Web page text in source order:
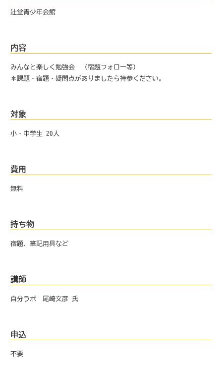
辻堂青少年会館
内容
みんなと楽しく勉強会 （宿題フォロー等）
＊課題・宿題・疑問点がありましたら持参ください。
対象
小・中学生 20人
費用
無料
持ち物
宿題、筆記用具など
講師
自分ラボ 尾崎文彦 氏
申込
不要